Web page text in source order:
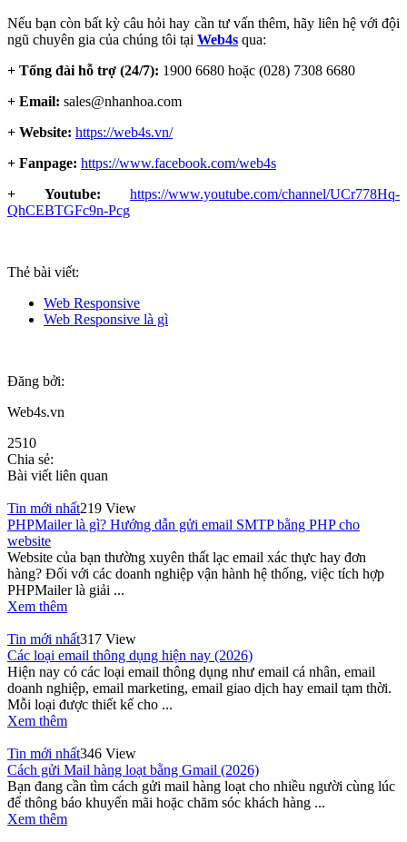
Nếu bạn còn bất kỳ câu hỏi hay cần tư vấn thêm, hãy liên hệ với đội
ngũ chuyên gia của chúng tôi tại Web4s qua:
+ Tổng đài hỗ trợ (24/7): 1900 6680 hoặc (028) 7308 6680
+ Email: sales@nhanhoa.com
+ Website: https://web4s.vn/
+ Fanpage: https://www.facebook.com/web4s
+ Youtube:
https://www.youtube.com/channel/UCr778Hq-
QhCEBTGFc9n-Pcg
Thẻ bài viết:
Web Responsive
Web Responsive là gì
Đăng bởi:
Web4s.vn
2510
Chia sẻ:
Bài viết liên quan
Tin mới nhất219 View
PHPMailer là gì? Hướng dẫn gửi email SMTP bằng PHP cho
website
Website của bạn thường xuyên thất lạc email xác thực hay đơn
hàng? Đối với các doanh nghiệp vận hành hệ thống, việc tích hợp
PHPMailer là giải ...
Xem thêm
Tin mới nhất317 View
Các loại email thông dụng hiện nay (2026)
Hiện nay có các loại email thông dụng như email cá nhân, email
doanh nghiệp, email marketing, email giao dịch hay email tạm thời.
Mỗi loại được thiết kế cho ...
Xem thêm
Tin mới nhất346 View
Cách gửi Mail hàng loạt bằng Gmail (2026)
Bạn đang cần tìm cách gửi mail hàng loạt cho nhiều người cùng lúc
để thông báo khuyến mãi hoặc chăm sóc khách hàng ...
Xem thêm